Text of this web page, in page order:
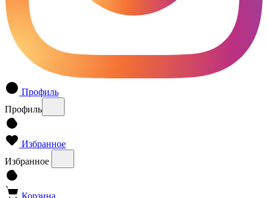
Профиль
Профиль
Избранное
Избранное